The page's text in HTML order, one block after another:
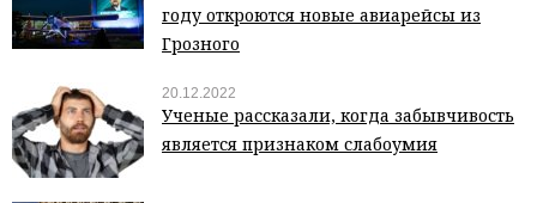
году откроются новые авиарейсы из
Грозного
20.12.2022
Ученые рассказали, когда забывчивость
является признаком слабоумия